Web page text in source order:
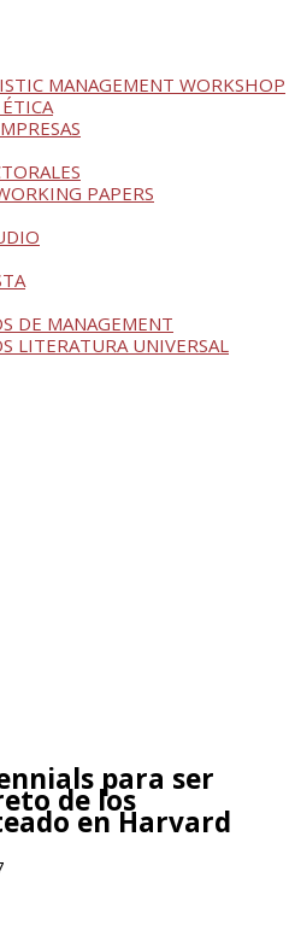
MANAGEMENT WORKSHOP
PAPERS
DE MANAGEMENT
LITERATURA UNIVERSAL
para ser
de los
en Harvard